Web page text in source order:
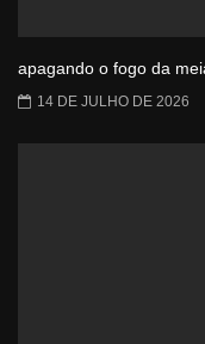
apagando o fogo da
14 DE JULHO DE 2026